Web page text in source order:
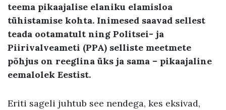
teema pikaajalise elaniku elamisloa
tühistamise kohta. Inimesed saavad sellest
teada ootamatult ning Politsei- ja
Piirivalveameti (PPA) selliste meetmete
põhjus on reeglina üks ja sama – pikaajaline
eemalolek Eestist.
Eriti sageli juhtub see nendega, kes eksivad,